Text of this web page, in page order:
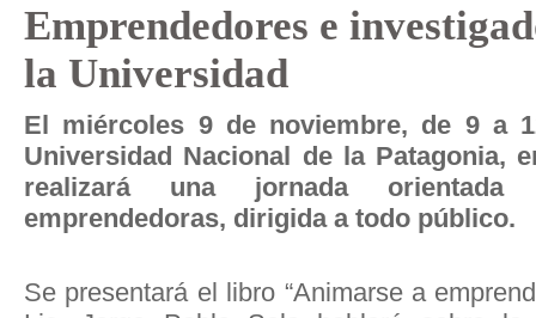
Emprendedores e
la Universidad
El miércoles 9 de noviembre, de 9 a
Universidad Nacional de la Patagonia,
realizará una jornada
emprendedoras, dirigida a todo público.
Se presentará el libro “Animarse a